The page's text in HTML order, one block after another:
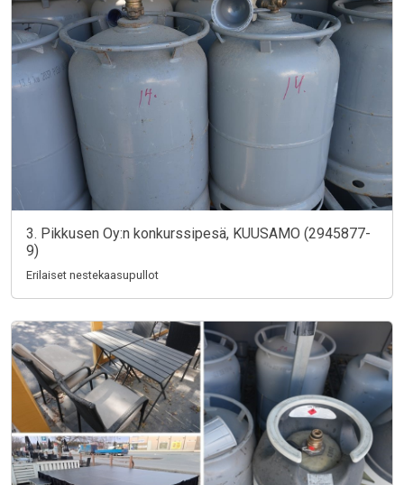
3. Pikkusen Oy:n konkurssipesä, KUUSAMO (2945877-
9)
Erilaiset nestekaasupullot